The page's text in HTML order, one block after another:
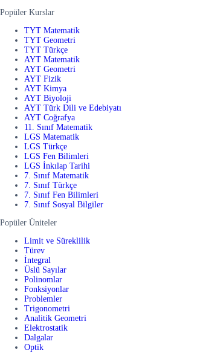
Popüler Kurslar
TYT Matematik
TYT Geometri
TYT Türkçe
AYT Matematik
AYT Geometri
AYT Fizik
AYT Kimya
AYT Biyoloji
AYT Türk Dili ve Edebiyatı
AYT Coğrafya
11. Sınıf Matematik
LGS Matematik
LGS Türkçe
LGS Fen Bilimleri
LGS İnkılap Tarihi
7. Sınıf Matematik
7. Sınıf Türkçe
7. Sınıf Fen Bilimleri
7. Sınıf Sosyal Bilgiler
Popüler Üniteler
Limit ve Süreklilik
Türev
İntegral
Üslü Sayılar
Polinomlar
Fonksiyonlar
Problemler
Trigonometri
Analitik Geometri
Elektrostatik
Dalgalar
Optik